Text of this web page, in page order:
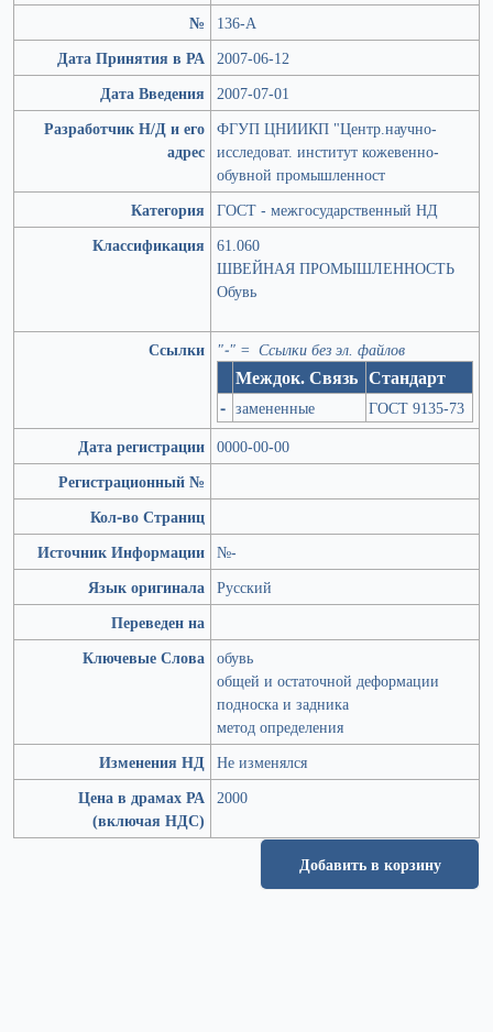
№
136-А
Дата Принятия в РА 2007-06-12
Дата Введения
2007-07-01
Разработчик Н/Д и его
адрес
ФГУП ЦНИИКП "Центр.научно-
исследоват. институт кожевенно-
обувной промышленност
Категория
ГОСТ - межгосударственный НД
Классификация
61.060
ШВЕЙНАЯ ПРОМЫШЛЕННОСТЬ
Обувь
Ссылки "-" = Ссылки без эл. файлов
Междок. Связь Стандарт
- замененные
ГОСТ 9135-73
Дата регистрации 0000-00-00
Регистрационный №
Кол-во Страниц
Источник Информации №-
Язык оригинала Русский
Переведен на
Ключевые Слова обувь
общей и остаточной деформации
подноска и задника
метод определения
Изменения НД Не изменялся
Цена в драмах РА
(включая НДС)
2000
Добавить в корзину